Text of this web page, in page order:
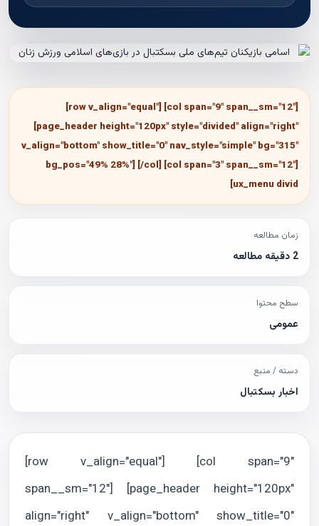
[row v_align="equal"] [col span="9" span__sm="12"]
[page_header height="120px" style="divided" align="right"
v_align="bottom" show_title="0" nav_style="simple" bg="315"
bg_pos="49% 28%"] [/col] [col span="3" span__sm="12"]
[ux_menu divid
زمان مطالعه
2 دقیقه مطالعه
سطح محتوا
عمومی
دسته / منبع
اخبار بسکتبال
[row v_align="equal"] [col span="9"
span__sm="12"] [page_header height="120px"
align="right" v_align="bottom" show_title="0"